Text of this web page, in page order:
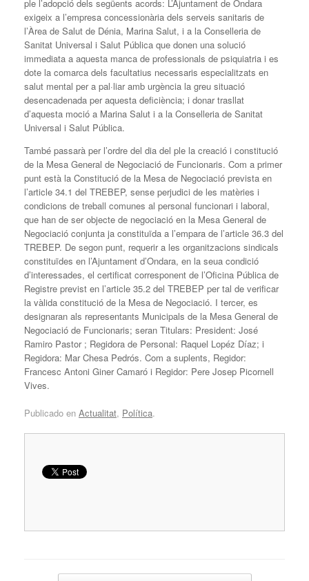
ple l’adopció dels següents acords: L’Ajuntament de Ondara
exigeix a l’empresa concessionària dels serveis sanitaris de
l’Àrea de Salut de Dénia, Marina Salut, i a la Conselleria de
Sanitat Universal i Salut Pública que donen una solució
immediata a aquesta manca de professionals de psiquiatria i es
dote la comarca dels facultatius necessaris especialitzats en
salut mental per a pal·liar amb urgència la greu situació
desencadenada per aquesta deficiència; i donar trasllat
d’aquesta moció a Marina Salut i a la Conselleria de Sanitat
Universal i Salut Pública.
També passarà per l’ordre del dia del ple la creació i constitució
de la Mesa General de Negociació de Funcionaris. Com a primer
punt està la Constitució de la Mesa de Negociació prevista en
l’article 34.1 del TREBEP, sense perjudici de les matèries i
condicions de treball comunes al personal funcionari i laboral,
que han de ser objecte de negociació en la Mesa General de
Negociació conjunta ja constituïda a l’empara de l’article 36.3 del
TREBEP. De segon punt, requerir a les organitzacions sindicals
constituïdes en l’Ajuntament d’Ondara, en la seua condició
d’interessades, el certificat corresponent de l’Oficina Pública de
Registre previst en l’article 35.2 del TREBEP per tal de verificar
la vàlida constitució de la Mesa de Negociació. I tercer, es
designaran als representants Municipals de la Mesa General de
Negociació de Funcionaris; seran Titulars: President: José
Ramiro Pastor ; Regidora de Personal: Raquel Lopéz Díaz; i
Regidora: Mar Chesa Pedrós. Com a suplents, Regidor:
Francesc Antoni Giner Camaró i Regidor: Pere Josep Picornell
Vives.
Publicado en Actualitat, Política.